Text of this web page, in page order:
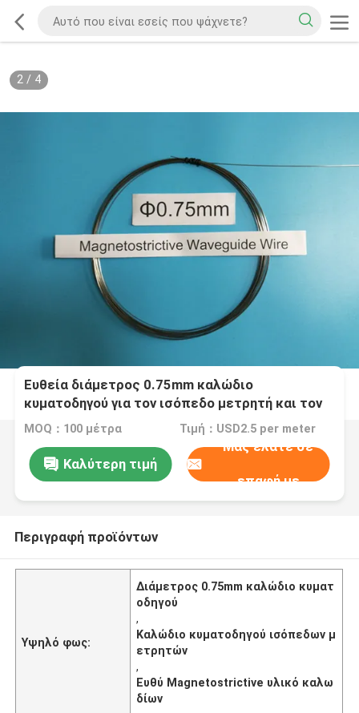
2/ 4
Ευθεία διάμετρος 0.75mm καλώδιο
κυματοδηγού για τον ισόπεδο μετρητή και τον
αισθητήρα
MOQ：100 μέτρα Τιμή：USD2.5 per meter
Καλύτερη τιμή
Μας ελάτε σε
επαφή με
Περιγραφή προϊόντων
Υψηλό φως:
Διάμετρος 0.75mm καλώδιο κυματ
οδηγού
,
Καλώδιο κυματοδηγού ισόπεδων μ
ετρητών
,
Ευθύ Magnetostrictive υλικό καλω
δίων